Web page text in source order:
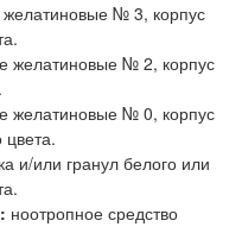
желатиновые № 3, корпус
желатиновые № 2, корпус
желатиновые № 0, корпус
и/или гранул белого или
ноотропное средство